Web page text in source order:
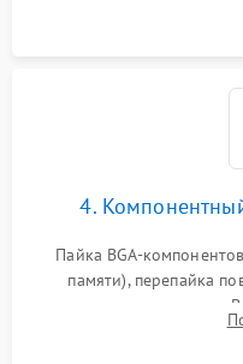
4.
Пайка BGA-
памяти), перепайка
контроллеров питания.
неисправного жесткого